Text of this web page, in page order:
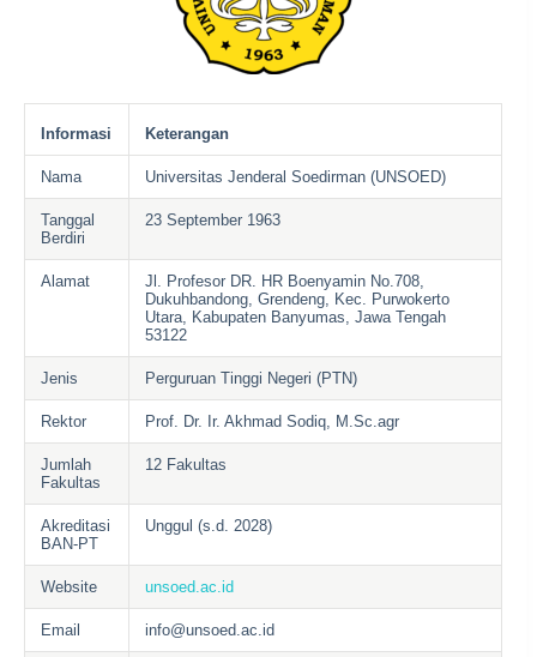
Informasi Keterangan
Nama Universitas Jenderal Soedirman (UNSOED)
Tanggal
Berdiri
23 September 1963
Alamat
Jl. Profesor DR. HR Boenyamin No.708,
Dukuhbandong, Grendeng, Kec. Purwokerto
Utara, Kabupaten Banyumas, Jawa Tengah
53122
Jenis Perguruan Tinggi Negeri (PTN)
Rektor Prof. Dr. Ir. Akhmad Sodiq, M.Sc.agr
Jumlah
Fakultas
12 Fakultas
Akreditasi
BAN-PT
Unggul (s.d. 2028)
Website unsoed.ac.id
Email info@unsoed.ac.id